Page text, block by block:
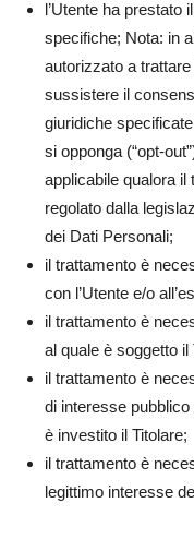
l’Utente ha prestato
specifiche; Nota: in
autorizzato a
sussistere il
giuridiche
si opponga (“opt-
applicabile qualora
regolato dalla
dei Dati Personali;
il trattamento è
con l’Utente e/o
il trattamento è
al quale è soggetto il
il trattamento è
di interesse pubblico
è investito il Titolare;
il trattamento è
legittimo interesse